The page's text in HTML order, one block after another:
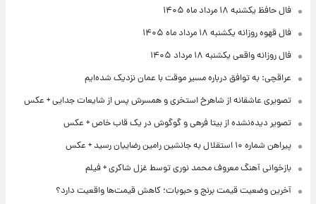
فال حافظ یکشنبه ۱۸ مرداد ماه ۱۴۰۵
فال قهوه روزانه یکشنبه ۱۸ مرداد ماه ۱۴۰۵
فال روزانه واقعی یکشنبه ۱۸ مرداد ۱۴۰۵
عراقچی: به توافق درباره مسیر موقت با عمان نزدیک شده‌ایم
تصویری عاشقانه از شاهرخ استخری و همسرش پس از شایعات جدایی + عکس
تصویر دیده‌نشده از بیتا فرهی و گوگوش در یک قاب خاص + عکس
پیراهن شماره ۱۰ استقلال به جانشین رامین رضاییان رسید + عکس
بازخوانی آهنگ معروف محمد نوری توسط غزل شاکری + فیلم
آخرین وضعیت قیمت برنج و حبوبات؛ کاهش قیمت‌ها واقعیت دارد؟